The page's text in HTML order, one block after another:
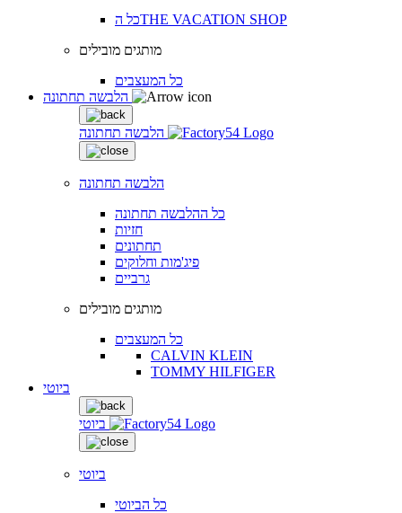
כל הTHE VACATION SHOP
מותגים מובילים
כל המעצבים
הלבשה תחתונה
הלבשה תחתונה
כל ההלבשה תחתונה
חזיות
תחתונים
פיג'מות וחלוקים
גרביים
מותגים מובילים
כל המעצבים
CALVIN KLEIN
TOMMY HILFIGER
ביוטי
ביוטי
ביוטי
כל הביוטי